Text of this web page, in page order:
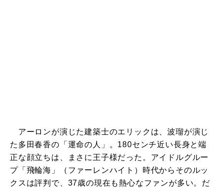
アーロンが演じた建築士のエリックは、波瑠が演じ
た多田春香の「運命の人」。180センチ近い長身と端
正な顔立ちは、まさに王子様だった。アイドルグルー
プ「飛輪海」（ファーレンハイト）時代からそのルッ
クスは評判で、37歳の現在も熱心なファンが多い。だ